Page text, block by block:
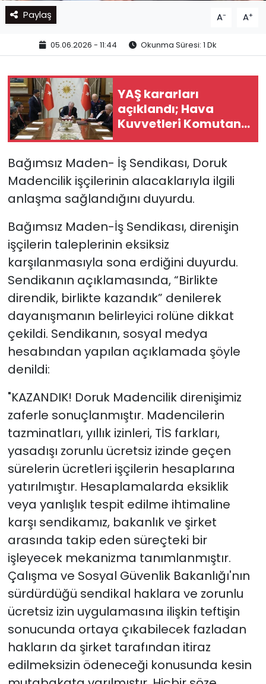
Paylaş A- A+
05.06.2026 - 11:44 Okunma Süresi: 1 Dk
YAŞ kararları
açıklandı; Hava
Kuvvetleri Komutanı
değişti
Bağımsız Maden- İş Sendikası, Doruk
Madencilik işçilerinin alacaklarıyla ilgili
anlaşma sağlandığını duyurdu.
Bağımsız Maden-İş Sendikası, direnişin
işçilerin taleplerinin eksiksiz
karşılanmasıyla sona erdiğini duyurdu.
Sendikanın açıklamasında, “Birlikte
direndik, birlikte kazandık” denilerek
dayanışmanın belirleyici rolüne dikkat
çekildi. Sendikanın, sosyal medya
hesabından yapılan açıklamada şöyle
denildi:
"KAZANDIK! Doruk Madencilik direnişimiz
zaferle sonuçlanmıştır. Madencilerin
tazminatları, yıllık izinleri, TİS farkları,
yasadışı zorunlu ücretsiz izinde geçen
sürelerin ücretleri işçilerin hesaplarına
yatırılmıştır. Hesaplamalarda eksiklik
veya yanlışlık tespit edilme ihtimaline
karşı sendikamız, bakanlık ve şirket
arasında takip eden süreçteki bir
işleyecek mekanizma tanımlanmıştır.
Çalışma ve Sosyal Güvenlik Bakanlığı'nın
sürdürdüğü sendikal haklara ve zorunlu
ücretsiz izin uygulamasına ilişkin teftişin
sonucunda ortaya çıkabilecek fazladan
hakların da şirket tarafından itiraz
edilmeksizin ödeneceği konusunda kesin